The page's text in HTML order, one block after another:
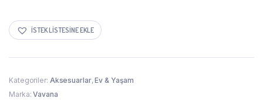
İSTEK LISTESINE EKLE
Kategoriler: Aksesuarlar,Ev & Yaşam
Marka:Vavana